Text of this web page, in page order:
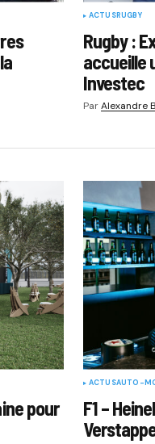
ACTUSRUGBY
Rugby :
accueille
Investec
ParAlexandre
pour
ACTUSAUTO-
F1 –